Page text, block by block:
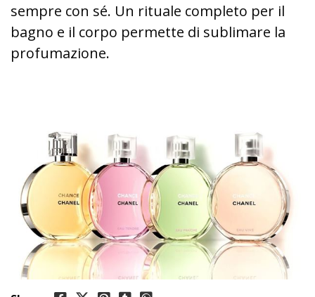
sempre con sé. Un rituale completo per il
bagno e il corpo permette di sublimare la
profumazione.